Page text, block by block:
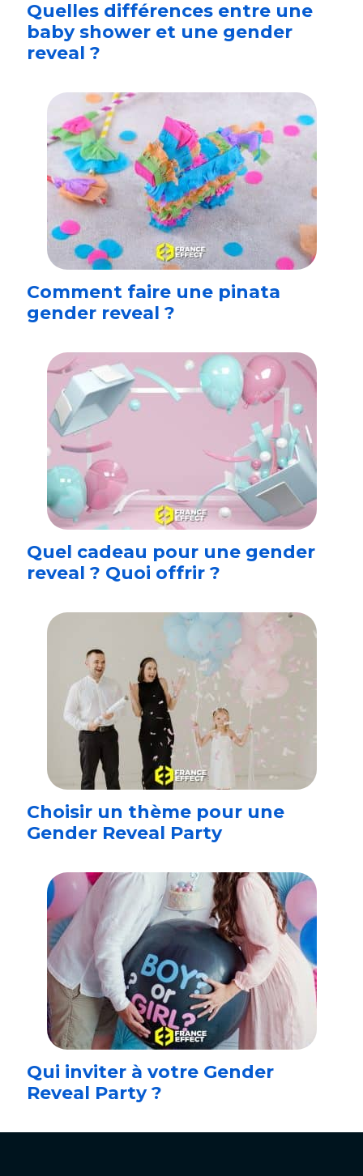
Quelles différences entre une
baby shower et une gender
reveal ?
Comment faire une pinata
gender reveal ?
Quel cadeau pour une gender
reveal ? Quoi offrir ?
Choisir un thème pour une
Gender Reveal Party
Qui inviter à votre Gender
Reveal Party ?